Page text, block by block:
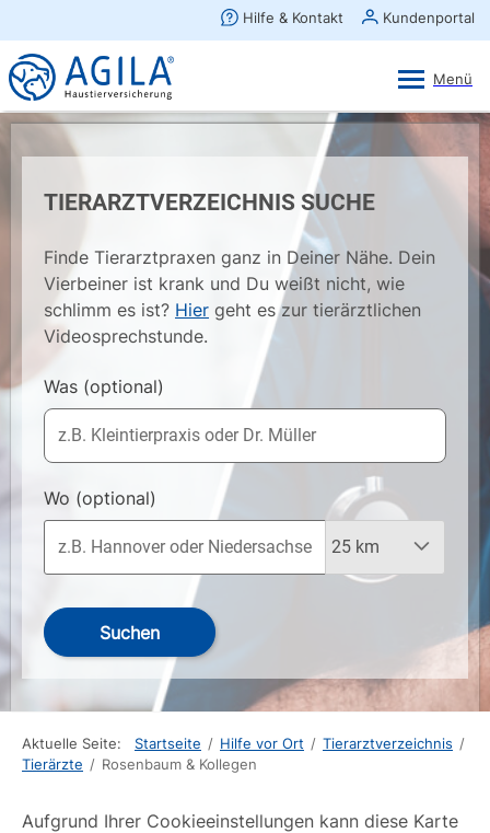
TIERARZTVERZEICHNIS SUCHE
Finde Tierarztpraxen ganz in Deiner Nähe. Dein
Vierbeiner ist krank und Du weißt nicht, wie
schlimm es ist? Hier geht es zur tierärztlichen
Videosprechstunde.
Was (optional)
Wo (optional)
Suchen
Aktuelle Seite: Startseite / Hilfe vor Ort / Tierarztverzeichnis /
Tierärzte / Rosenbaum & Kollegen
Aufgrund Ihrer Cookieeinstellungen kann diese Karte
×
AGILA Kunden-App
Gratis - Im Play Store laden
Ansehen